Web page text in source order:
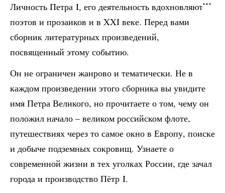
Личность Петра I, его деятельность вдохновляют
поэтов и прозаиков и в XXI веке. Перед вами
сборник литературных произведений,
посвященный этому событию.
Он не ограничен жанрово и тематически. Не в
каждом произведении этого сборника вы увидите
имя Петра Великого, но прочитаете о том, чему он
положил начало – великом российском флоте,
путешествиях через то самое окно в Европу, поиске
и добыче подземных сокровищ. Узнаете о
современной жизни в тех уголках России, где зачал
города и производство Пётр I.